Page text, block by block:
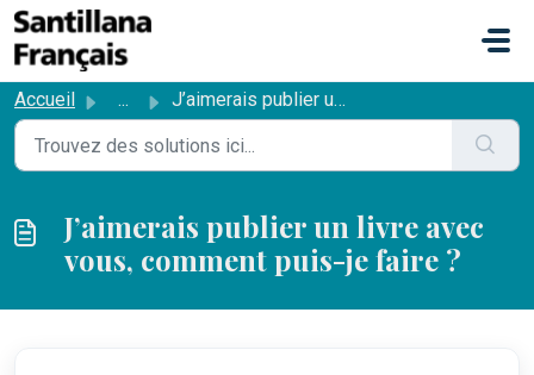
Passer au contenu principal
Accueil ... J’aimerais publier un livre avec vous, comment puis-je fa...
J’aimerais publier un livre avec
vous, comment puis-je faire ?